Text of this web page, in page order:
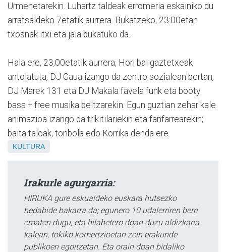
Urmenetarekin. Luhartz taldeak erromeria eskainiko du
arratsaldeko 7etatik aurrera. Bukatzeko, 23:00etan
txosnak itxi eta jaia bukatuko da.
Hala ere, 23,00etatik aurrera, Hori bai gaztetxeak
antolatuta, DJ Gaua izango da zentro sozialean bertan,
DJ Marek 131 eta DJ Makala favela funk eta booty
bass + free musika beltzarekin. Egun guztian zehar kale
animazioa izango da trikitilariekin eta fanfarrearekin;
baita taloak, tonbola edo Korrika denda ere.
KULTURA
Irakurle agurgarria:
HIRUKA gure eskualdeko euskara hutsezko
hedabide bakarra da; egunero 10 udalerriren berri
ematen dugu, eta hilabetero doan duzu aldizkaria
kalean, tokiko komertzioetan zein erakunde
publikoen egoitzetan. Eta orain doan bidaliko